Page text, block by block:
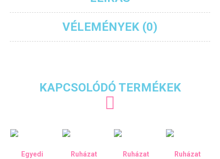
VÉLEMÉNYEK (0)
KAPCSOLÓDÓ TERMÉKEK
Egyedi
Ruházat Ruházat Ruházat